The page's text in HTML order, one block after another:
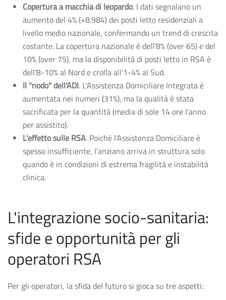
Copertura a macchia di leopardo. I dati segnalano un
aumento del 4% (+8.984) dei posti letto residenziali a
livello medio nazionale, confermando un trend di crescita
costante. La copertura nazionale è dell'8% (over 65) e del
10% (over 75), ma la disponibilità di posti letto in RSA è
dell'8-10% al Nord e crolla all'1-4% al Sud.
Il "nodo" dell'ADI. L'Assistenza Domiciliare Integrata è
aumentata nei numeri (31%), ma la qualità è stata
sacrificata per la quantità (media di sole 14 ore l'anno
per assistito).
L'effetto sulle RSA. Poiché l'Assistenza Domiciliare è
spesso insufficiente, l'anziano arriva in struttura solo
quando è in condizioni di estrema fragilità e instabilità
clinica.
L'integrazione socio-sanitaria:
sfide e opportunità per gli
operatori RSA
Per gli operatori, la sfida del futuro si gioca su tre aspetti: